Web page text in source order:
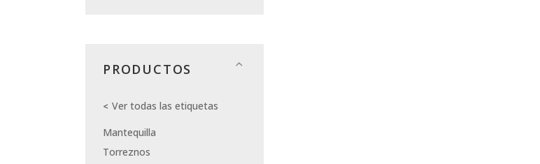
PRODUCTOS
Ver todas las etiquetas
Mantequilla
Torreznos